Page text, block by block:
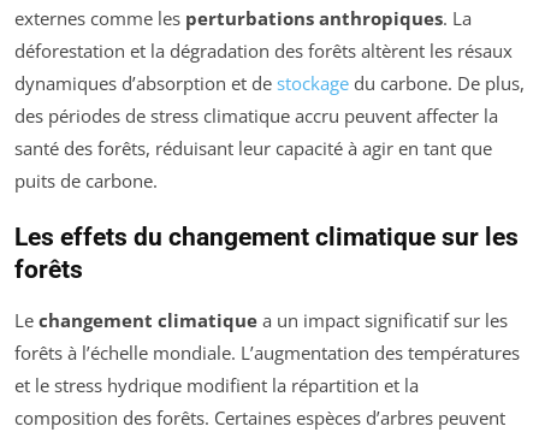
externes comme les perturbations anthropiques. La
déforestation et la dégradation des forêts altèrent les résaux
dynamiques d’absorption et de stockage du carbone. De plus,
des périodes de stress climatique accru peuvent affecter la
santé des forêts, réduisant leur capacité à agir en tant que
puits de carbone.
Les effets du changement climatique sur les
forêts
Le changement climatique a un impact significatif sur les
forêts à l’échelle mondiale. L’augmentation des températures
et le stress hydrique modifient la répartition et la
composition des forêts. Certaines espèces d’arbres peuvent